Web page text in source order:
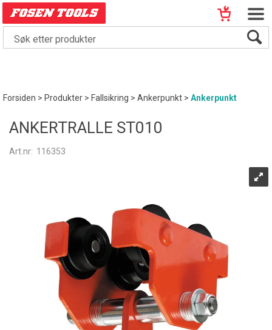
Forsiden>Produkter>Fallsikring>Ankerpunkt>Ankerpunkt
ANKERTRALLE ST010
Art.nr: 116353